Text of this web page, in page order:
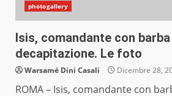
photogallery
Isis, comandante con
decapitazione. Le foto
Warsamé Dini Casali Dicembre 28,
ROMA – Isis, comandante con